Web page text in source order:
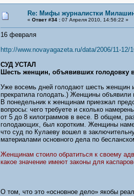
Re: Мифы журналистки
« Ответ #34 : 07 Апреля 2010, 14:56:22 »
16 февраля
http://www.novayagazeta.ru/data/2006/11-12/
СУД УСТАЛ
Шесть женщин, объявивших голодовку в
Уже восемь дней голодают шесть женщин
прекратила голодать.) Женщины объявили
В понедельник к женщинам приезжал
вопросы: чего требуете и сколько
от 5 до 8 килограммов в весе. В общем,
голодающих, был коротким. Женщины
что суд по Кулаеву вошел в
материалами основного дела по
Женщинам стоило обратиться к своему
какое значение имеют законы для
О том, что это «основное дело» якобы